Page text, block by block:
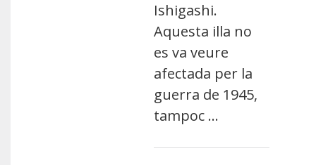
Ishigashi.
Aquesta illa no
es va veure
afectada per la
guerra de 1945,
tampoc …